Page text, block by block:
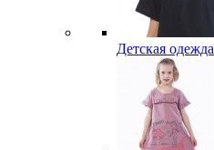
Детская одежда